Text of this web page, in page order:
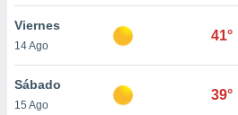
sitio
En
sean
Viernes
14 Ago
41°
Sábado
15 Ago
39°